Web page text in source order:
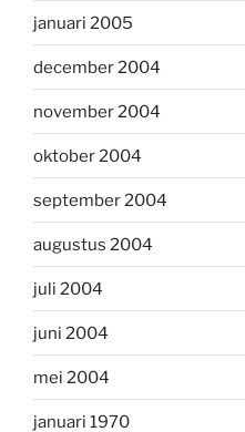
januari 2005
december 2004
november 2004
oktober 2004
september 2004
augustus 2004
juli 2004
juni 2004
mei 2004
januari 1970